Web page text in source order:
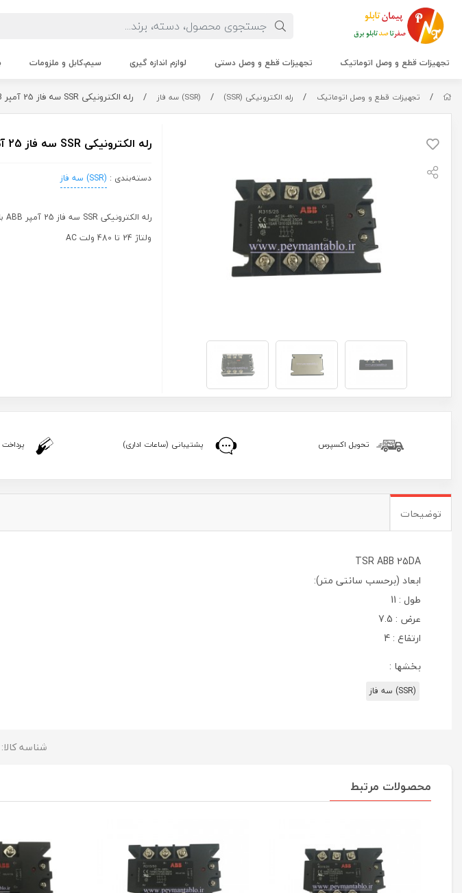
تجهیزات قطع و وصل اتوماتیک تجهیزات قطع و وصل دستی لوازم اندازه گیری سیم،کابل و ملزومات
/ تجهیزات قطع و وصل اتوماتیک / رله الکترونیکی (SSR) / (SSR) سه فاز / رله الکترونیکی SSR سه فاز 25 آمپر ABB
رله الکترونیکی SSR سه فاز 25 آمپر ABB
دسته‌بندی : (SSR) سه فاز
ولتاژ 24 تا 480 ولت AC
تحویل اکسپرس پشتیبانی (ساعات اداری)
توضیحات
TSR ABB 25DA
ابعاد (برحسب سانتی متر):
طول : 11
عرض : 7.5
ارتفاع : 4
بخشها :
(SSR) سه فاز
شناسه کالا
محصولات مرتبط